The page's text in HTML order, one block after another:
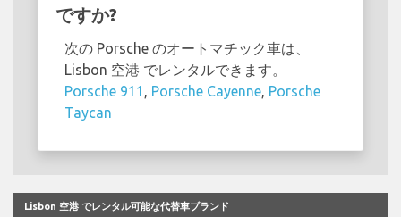
ですか?
次の Porsche のオートマチック車は、
Lisbon 空港 でレンタルできます。
Porsche 911 , Porsche Cayenne, Porsche
Taycan
Lisbon 空港 でレンタル可能な代替車ブランド